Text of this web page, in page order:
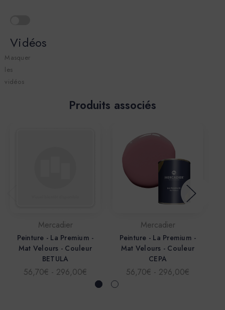
Vidéos
Masquer
les
vidéos
Produits associés
Mercadier
Peinture - La Premium -
Mat Velours - Couleur
BETULA
56,70€ - 296,00€
Mercadier
Peinture - La Premium -
Mat Velours - Couleur
CEPA
56,70€ - 296,00€